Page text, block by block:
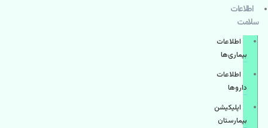
اطلاعات
سلامت
اطلاعات
بیماری‌ها
اطلاعات
دارو‌ها
اپليكيشن
بيمارستان